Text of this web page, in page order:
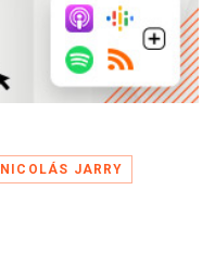
NICOLÁS JARRY